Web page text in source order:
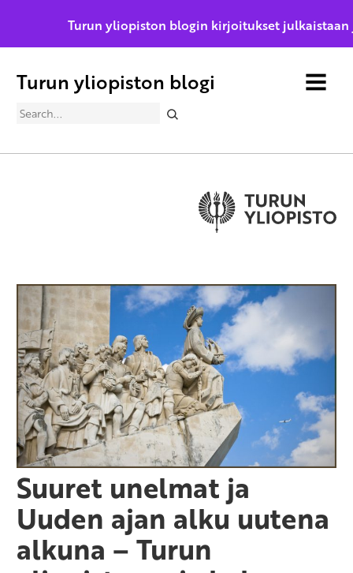
Turun yliopiston blogi MENU
Search
Suuret unelmat ja
Uuden ajan alku uutena
alkuna – Turun
Turun yliopiston blogin kirjoitukset